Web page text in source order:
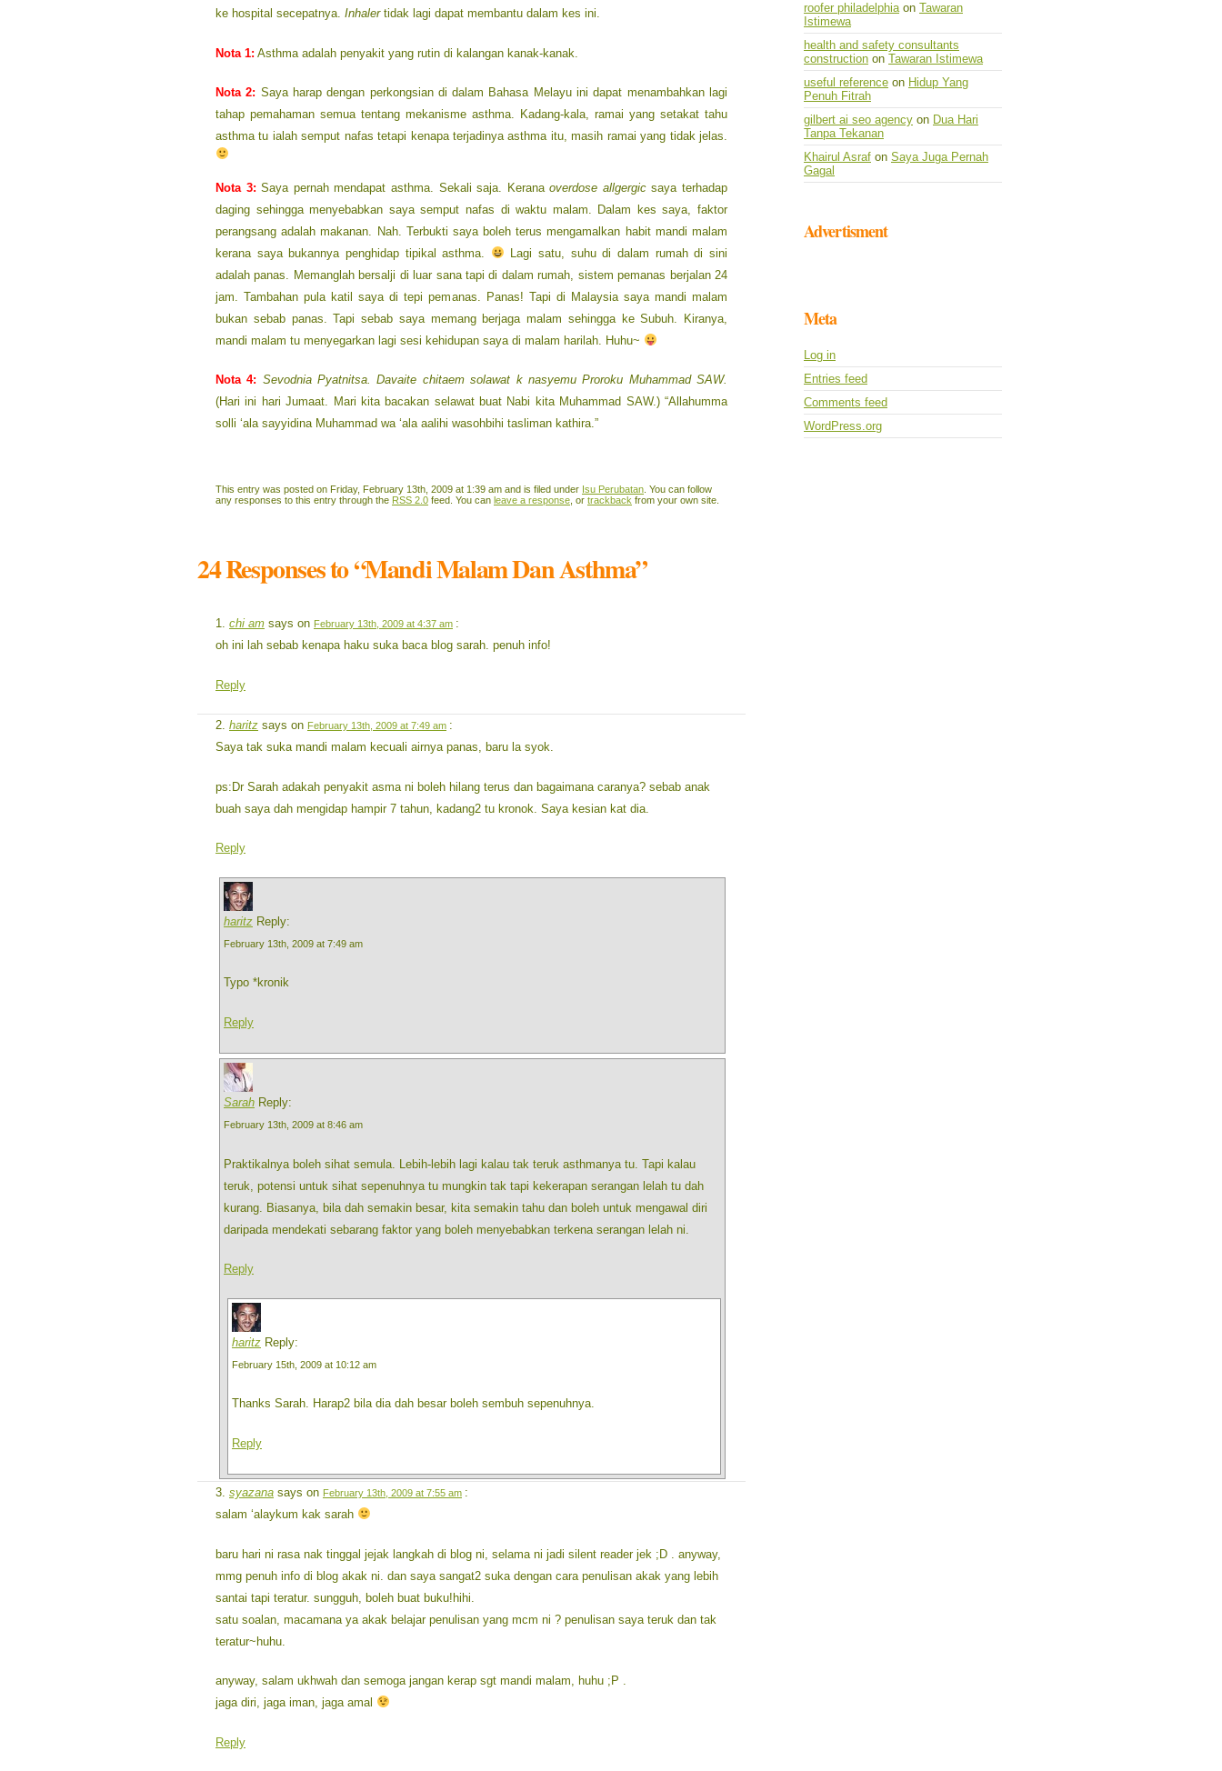
ke hospital secepatnya. Inhalertidak lagi dapat membantu dalam kes ini.
Nota 1: Asthma adalah penyakit yang rutin di kalangan kanak-kanak.
Nota 2: Saya harap dengan perkongsian di dalam Bahasa Melayu ini dapat menambahkan lagi
tahap pemahaman semua tentang mekanisme asthma. Kadang-kala, ramai yang setakat tahu
asthma tu ialah semput nafas tetapi kenapa terjadinya asthma itu, masih ramai yang tidak jelas.
Nota 3: Saya pernah mendapat asthma. Sekali saja. Keranaoverdose allgergicsaya terhadap
daging sehingga menyebabkan saya semput nafas di waktu malam. Dalam kes saya, faktor
perangsang adalah makanan. Nah. Terbukti saya boleh terus mengamalkan habit mandi malam
kerana saya bukannya penghidap tipikal asthma.
Lagi satu, suhu di dalam rumah di sini
adalah panas. Memanglah bersalji di luar sana tapi di dalam rumah, sistem pemanas berjalan 24
jam. Tambahan pula katil saya di tepi pemanas. Panas! Tapi di Malaysia saya mandi malam
bukan sebab panas. Tapi sebab saya memang berjaga malam sehingga ke Subuh. Kiranya,
mandi malam tu menyegarkan lagi sesi kehidupan saya di malam harilah. Huhu~
Nota 4: Sevodnia Pyatnitsa. Davaite chitaem solawat k nasyemu Proroku Muhammad SAW.
(Hari ini hari Jumaat. Mari kita bacakan selawat buat Nabi kita Muhammad SAW.) “Allahumma
solli ‘ala sayyidina Muhammad wa ‘ala aalihi wasohbihi tasliman kathira.”
This entry was posted on Friday, February 13th, 2009 at 1:39 am and is filed under Isu Perubatan . You can follow
any responses to this entry through the RSS 2.0 feed. You can leave a response , or trackback from your own site.
24 Responses to “Mandi Malam Dan Asthma”
chi am says on February 13th, 2009 at 4:37 am :
oh ini lah sebab kenapa haku suka baca blog sarah. penuh info!
Reply
haritz says on February 13th, 2009 at 7:49 am :
Saya tak suka mandi malam kecuali airnya panas, baru la syok.
ps:Dr Sarah adakah penyakit asma ni boleh hilang terus dan bagaimana caranya? sebab anak
buah saya dah mengidap hampir 7 tahun, kadang2 tu kronok. Saya kesian kat dia.
Reply
haritz Reply:
February 13th, 2009 at 7:49 am
Typo *kronik
Reply
Sarah Reply:
February 13th, 2009 at 8:46 am
Praktikalnya boleh sihat semula. Lebih-lebih lagi kalau tak teruk asthmanya tu. Tapi kalau
teruk, potensi untuk sihat sepenuhnya tu mungkin tak tapi kekerapan serangan lelah tu dah
kurang. Biasanya, bila dah semakin besar, kita semakin tahu dan boleh untuk mengawal diri
daripada mendekati sebarang faktor yang boleh menyebabkan terkena serangan lelah ni.
Reply
haritz Reply:
February 15th, 2009 at 10:12 am
Thanks Sarah. Harap2 bila dia dah besar boleh sembuh sepenuhnya.
Reply
syazana says on February 13th, 2009 at 7:55 am :
salam ‘alaykum kak sarah
baru hari ni rasa nak tinggal jejak langkah di blog ni, selama ni jadi silent reader jek ;D . anyway,
mmg penuh info di blog akak ni. dan saya sangat2 suka dengan cara penulisan akak yang lebih
santai tapi teratur. sungguh, boleh buat buku!hihi.
satu soalan, macamana ya akak belajar penulisan yang mcm ni ? penulisan saya teruk dan tak
teratur~huhu.
anyway, salam ukhwah dan semoga jangan kerap sgt mandi malam, huhu ;P .
jaga diri, jaga iman, jaga amal
Reply
roofer philadelphiaon Tawaran
Istimewa
health and safety consultants
construction on Tawaran Istimewa
useful reference on Hidup Yang
Penuh Fitrah
gilbert ai seo agency on Dua Hari
Tanpa Tekanan
Khairul Asraf on Saya Juga Pernah
Gagal
Advertisment
Meta
Log in
Entries feed
Comments feed
WordPress.org